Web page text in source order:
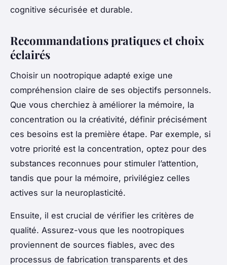
cognitive sécurisée et durable.
Recommandations pratiques et choix
éclairés
Choisir un nootropique adapté exige une
compréhension claire de ses objectifs personnels.
Que vous cherchiez à améliorer la mémoire, la
concentration ou la créativité, définir précisément
ces besoins est la première étape. Par exemple, si
votre priorité est la concentration, optez pour des
substances reconnues pour stimuler l’attention,
tandis que pour la mémoire, privilégiez celles
actives sur la neuroplasticité.
Ensuite, il est crucial de vérifier les critères de
qualité. Assurez-vous que les nootropiques
proviennent de sources fiables, avec des
processus de fabrication transparents et des